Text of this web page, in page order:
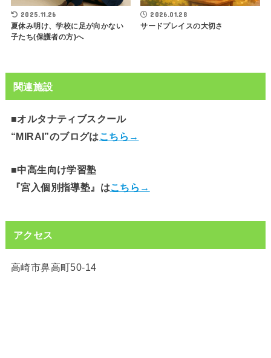
2025.11.26
夏休み明け、学校に足が向かない
子たち(保護者の方)へ
2026.01.28
サードプレイスの大切さ
関連施設
■オルタナティブスクール
“MIRAI”のブログはこちら→
■中高生向け学習塾
『宮入個別指導塾』はこちら→
アクセス
高崎市鼻高町50-14